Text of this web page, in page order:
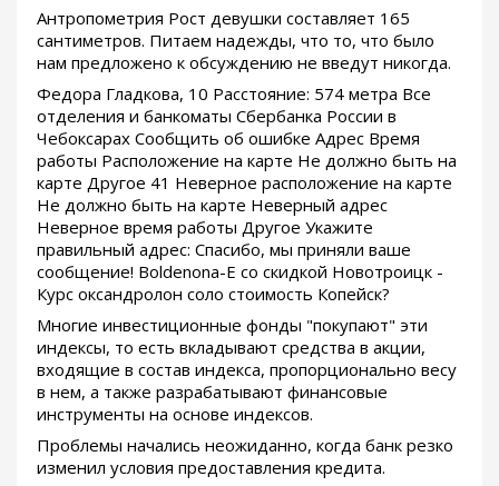
Антропометрия Рост девушки составляет 165
сантиметров. Питаем надежды, что то, что было
нам предложено к обсуждению не введут никогда.
Федора Гладкова, 10 Расстояние: 574 метра Все
отделения и банкоматы Сбербанка России в
Чебоксарах Сообщить об ошибке Адрес Время
работы Расположение на карте Не должно быть на
карте Другое 41 Неверное расположение на карте
Не должно быть на карте Неверный адрес
Неверное время работы Другое Укажите
правильный адрес: Спасибо, мы приняли ваше
сообщение! Boldenona-E со скидкой Новотроицк -
Курс оксандролон соло стоимость Копейск?
Многие инвестиционные фонды "покупают" эти
индексы, то есть вкладывают средства в акции,
входящие в состав индекса, пропорционально весу
в нем, а также разрабатывают финансовые
инструменты на основе индексов.
Проблемы начались неожиданно, когда банк резко
изменил условия предоставления кредита.